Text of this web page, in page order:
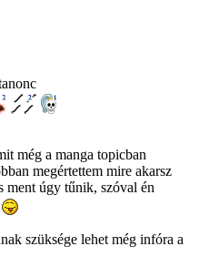
még a manga topicban
megértettem mire akarsz
ment úgy tűnik, szóval én
szüksége lehet még infóra a